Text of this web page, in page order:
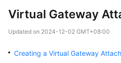
New
Overview
Virtual Gateway
Updated on 2024-12-02 GMT+08:00
Creating a Virtual Gateway